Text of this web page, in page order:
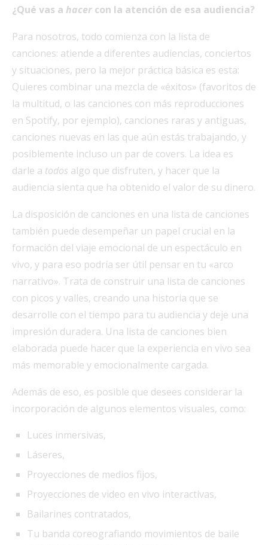
¿Qué vas a hacer con la atención de esa audiencia?
Para nosotros, todo comienza con la lista de
canciones: atiende a diferentes audiencias, conciertos
y situaciones, pero la mejor práctica básica es esta:
Quieres combinar una mezcla de «éxitos» (favoritos de
la multitud, o las canciones con más reproducciones
en Spotify, por ejemplo), canciones raras y antiguas,
canciones nuevas en las que aún estás trabajando, y
posiblemente incluso un par de covers. La idea es
darle a todos algo que disfruten, y hacer que la
audiencia sienta que ha obtenido el valor de su dinero.
La disposición de canciones en una lista de canciones
también puede desempeñar un papel crucial en la
formación del viaje emocional de un espectáculo en
vivo, y para eso podría ser útil pensar en tu «arco
narrativo». Trata de construir una lista de canciones
con picos y valles, creando una historia que se
desarrolle con el tiempo para tu audiencia y deje una
impresión duradera. Una lista de canciones bien
elaborada puede hacer que la experiencia en vivo sea
más memorable y emocionalmente cargada.
Además de eso, es posible que desees considerar la
incorporación de algunos elementos visuales, como:
Luces inmersivas,
Láseres,
Proyecciones de medios fijos,
Proyecciones de video en vivo interactivas,
Bailarines contratados,
Tu banda coreografiando movimientos de baile